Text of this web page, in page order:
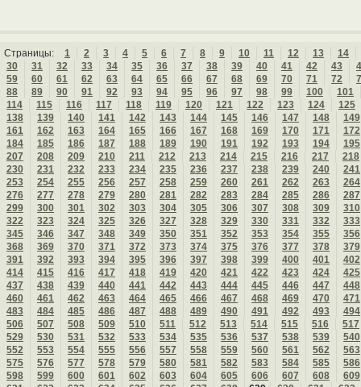
Страницы: 1 2 3 4 5 6 7 8 9 10 11 12 13
14
30
31 32 33 34 35 36 37 38 39 40 41 42 43
59
60 61 62 63 64 65 66 67 68 69 70 71 72
88
89 90 91 92 93 94 95 96 97 98 99 100
101
114
115 116 117 118 119 120 121 122 123 124
125
138
139 140 141 142 143 144 145 146 147 148
149
161
162 163 164 165 166 167 168 169 170 171
172
184
185 186 187 188 189 190 191 192 193 194
195
207
208 209 210 211 212 213 214 215 216 217
218
230
231 232 233 234 235 236 237 238 239 240
241
253
254 255 256 257 258 259 260 261 262 263
264
276
277 278 279 280 281 282 283 284 285 286
287
299
300 301 302 303 304 305 306 307 308 309
310
322
323 324 325 326 327 328 329 330 331 332
333
345
346 347 348 349 350 351 352 353 354 355
356
368
369 370 371 372 373 374 375 376 377 378
379
391
392 393 394 395 396 397 398 399 400 401
402
414
415 416 417 418 419 420 421 422 423 424
425
437
438 439 440 441 442 443 444 445 446 447
448
460
461 462 463 464 465 466 467 468 469 470
471
483
484 485 486 487 488 489 490 491 492 493
494
506
507 508 509 510 511 512 513 514 515 516
517
529
530 531 532 533 534 535 536 537 538 539
540
552
553 554 555 556 557 558 559 560 561 562
563
575
576 577 578 579 580 581 582 583 584 585
586
598
599 600 601 602 603 604 605 606 607 608
609